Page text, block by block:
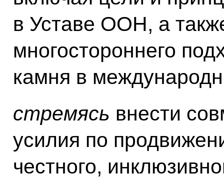
в Уставе ООН, а
многостороннего
камня в
стремясь внести
усилия по
честного,